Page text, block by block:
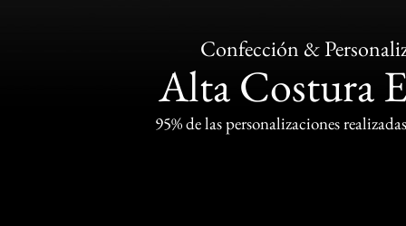
Confección &
Alta Costura
95% de las personalizaciones